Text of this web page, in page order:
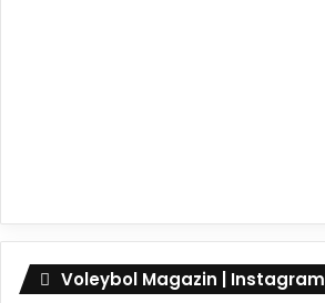
Voleybol Magazin | Instagram